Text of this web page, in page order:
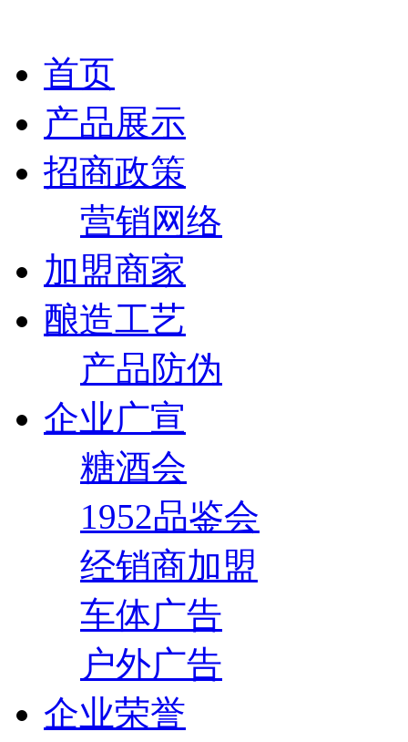
首页
产品展示
招商政策
营销网络
加盟商家
酿造工艺
产品防伪
企业广宣
糖酒会
1952品鉴会
经销商加盟
车体广告
户外广告
企业荣誉